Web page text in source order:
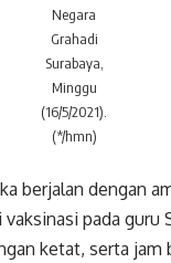
Negara
Grahadi
Surabaya,
Minggu
(16/5/2021).
(*/hmn)
berjalan dengan
pada guru
ketat, serta jam